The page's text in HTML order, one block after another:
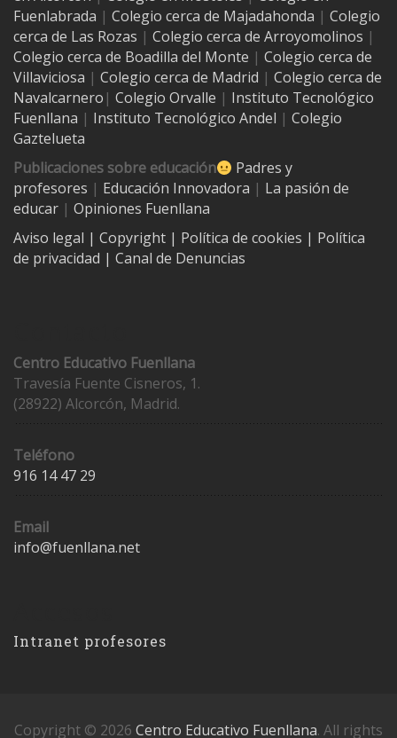
Fuenlabrada | Colegio cerca de Majadahonda | Colegio
cerca de Las Rozas | Colegio cerca de Arroyomolinos |
Colegio cerca de Boadilla del Monte | Colegio cerca de
Villaviciosa | Colegio cerca de Madrid | Colegio cerca de
Navalcarnero | Colegio Orvalle | Instituto Tecnológico
Fuenllana | Instituto Tecnológico Andel | Colegio
Gaztelueta
Publicaciones sobre educación
Padres y
profesores | Educación Innovadora | La pasión de
educar | Opiniones Fuenllana
Aviso legal | Copyright | Política de cookies | Política
de privacidad | Canal de Denuncias
Centro Educativo Fuenllana
Travesía Fuente Cisneros, 1.
(28922) Alcorcón, Madrid.
Teléfono
916 14 47 29
Email
info@fuenllana.net
Intranet profesores
Copyright © 2026 Centro Educativo Fuenllana. All rights